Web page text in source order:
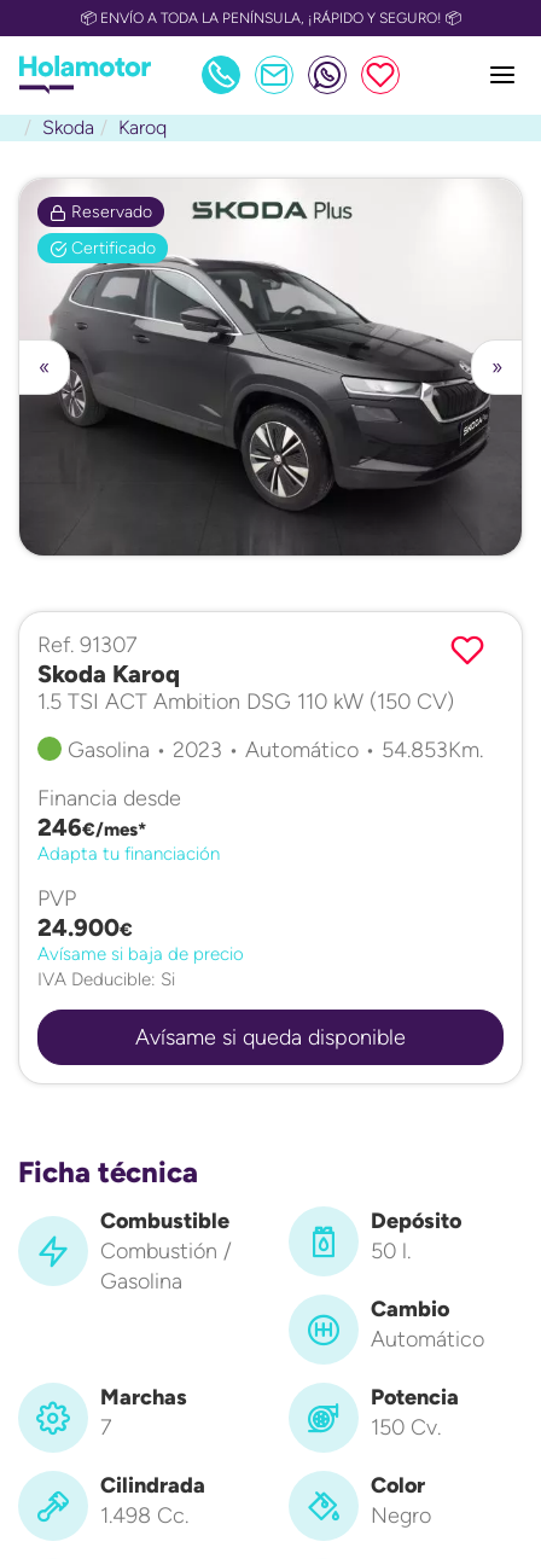
📦 ENVÍO A TODA LA PENÍNSULA, ¡RÁPIDO Y SEGURO! 📦
Skoda Karoq
Reservado
Certificado
»
«
Ref. 91307
Skoda Karoq
1.5 TSI ACT Ambition DSG 110 kW (150 CV)
Gasolina • 2023 • Automático • 54.853Km.
Financia desde
246€/mes*
Adapta tu financiación
PVP
24.900€
Avísame si baja de precio
IVA Deducible: Si
Avísame si queda disponible
Ficha técnica
Combustible
Combustión /
Gasolina
Depósito
50 l.
Cambio
Automático
Marchas
7
Potencia
150 Cv.
Cilindrada
1.498 Cc.
Color
Negro